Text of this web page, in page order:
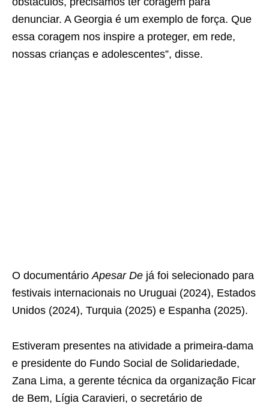
denunciar. A Georgia é um exemplo de força. Que
essa coragem nos inspire a proteger, em rede,
nossas crianças e adolescentes”, disse.
O documentárioApesar De já foi selecionado para
festivais internacionais no Uruguai (2024), Estados
Unidos (2024), Turquia (2025) e Espanha (2025).
Estiveram presentes na atividade a primeira-dama
e presidente do Fundo Social de Solidariedade,
Zana Lima, a gerente técnica da organização Ficar
de Bem, Lígia Caravieri, o secretário de